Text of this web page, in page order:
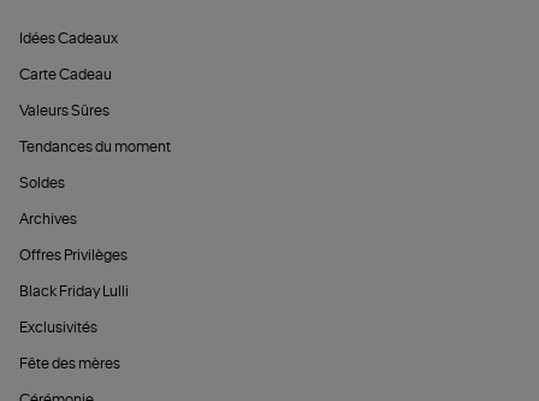
Idées Cadeaux
Carte Cadeau
Valeurs Sûres
Tendances du moment
Soldes
Archives
Offres Privilèges
Black Friday Lulli
Exclusivités
Fête des mères